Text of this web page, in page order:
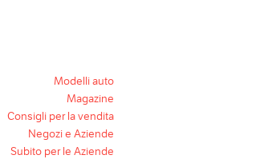
Modelli auto
Magazine
Consigli per la vendita
Negozi e Aziende
Subito per le Aziende